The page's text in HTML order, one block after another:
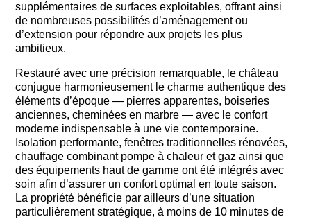
supplémentaires de surfaces exploitables, offrant ainsi
de nombreuses possibilités d’aménagement ou
d’extension pour répondre aux projets les plus
ambitieux.
Restauré avec une précision remarquable, le château
conjugue harmonieusement le charme authentique des
éléments d’époque — pierres apparentes, boiseries
anciennes, cheminées en marbre — avec le confort
moderne indispensable à une vie contemporaine.
Isolation performante, fenêtres traditionnelles rénovées,
chauffage combinant pompe à chaleur et gaz ainsi que
des équipements haut de gamme ont été intégrés avec
soin afin d’assurer un confort optimal en toute saison.
La propriété bénéficie par ailleurs d’une situation
particulièrement stratégique, à moins de 10 minutes de